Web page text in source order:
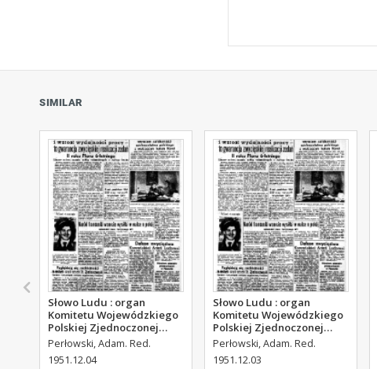
SIMILAR
Słowo Ludu : organ
Komitetu Wojewódzkiego
Polskiej Zjednoczonej
Partii Robotniczej, 1951,
R.3, nr 313
Perłowski, Adam. Red.
1951.12.04
Słowo Ludu : organ
Komitetu Wojewódzkiego
Polskiej Zjednoczonej
Partii Robotniczej, 1951,
R.3, nr 312
Perłowski, Adam. Red.
1951.12.03